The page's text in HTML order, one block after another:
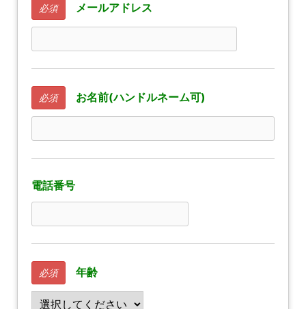
必須 メールアドレス
必須 お名前(ハンドルネーム可)
電話番号
必須 年齢